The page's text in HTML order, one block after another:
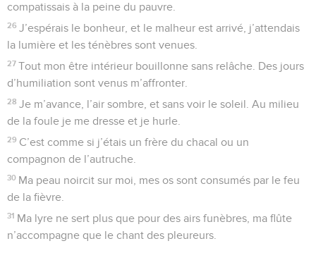
compatissais à la peine du pauvre.
26 J’espérais le bonheur, et le malheur est arrivé, j’attendais
la lumière et les ténèbres sont venues.
27 Tout mon être intérieur bouillonne sans relâche. Des jours
d’humiliation sont venus m’affronter.
28 Je m’avance, l’air sombre, et sans voir le soleil. Au milieu
de la foule je me dresse et je hurle.
29 C’est comme si j’étais un frère du chacal ou un
compagnon de l’autruche.
30 Ma peau noircit sur moi, mes os sont consumés par le feu
de la fièvre.
31 Ma lyre ne sert plus que pour des airs funèbres, ma flûte
n’accompagne que le chant des pleureurs.